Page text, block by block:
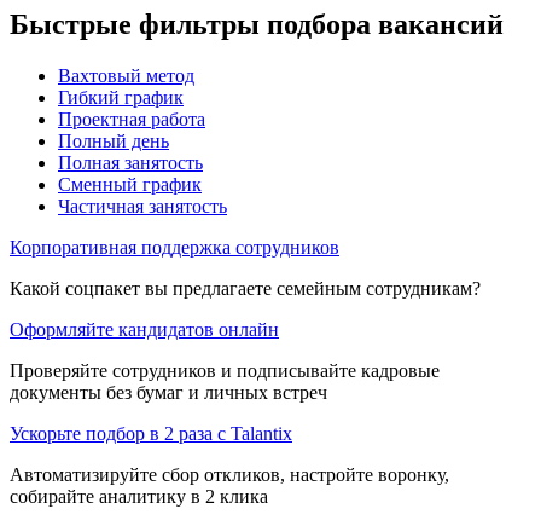
Быстрые фильтры подбора вакансий
Вахтовый метод
Гибкий график
Проектная работа
Полный день
Полная занятость
Сменный график
Частичная занятость
Корпоративная поддержка сотрудников
Какой соцпакет вы предлагаете семейным сотрудникам?
Оформляйте кандидатов онлайн
Проверяйте сотрудников и подписывайте кадровые
документы без бумаг и личных встреч
Ускорьте подбор в 2 раза с Talantix
Автоматизируйте сбор откликов, настройте воронку,
собирайте аналитику в 2 клика